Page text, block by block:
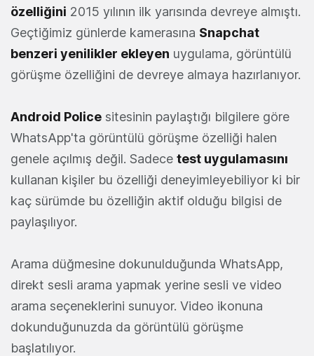
özelliğini 2015 yılının ilk yarısında devreye almıştı.
Geçtiğimiz günlerde kamerasına Snapchat
benzeri yenilikler ekleyen uygulama, görüntülü
görüşme özelliğini de devreye almaya hazırlanıyor.
Android Police sitesinin paylaştığı bilgilere göre
WhatsApp'ta görüntülü görüşme özelliği halen
genele açılmış değil. Sadece test uygulamasını
kullanan kişiler bu özelliği deneyimleyebiliyor ki bir
kaç sürümde bu özelliğin aktif olduğu bilgisi de
paylaşılıyor.
Arama düğmesine dokunulduğunda WhatsApp,
direkt sesli arama yapmak yerine sesli ve video
arama seçeneklerini sunuyor. Video ikonuna
dokunduğunuzda da görüntülü görüşme
başlatılıyor.